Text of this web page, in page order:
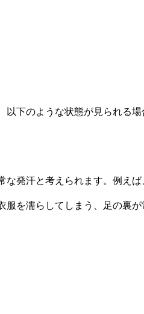
下のような状態が見られる
な発汗と考えられます。例え
服を濡らしてしまう、足の裏